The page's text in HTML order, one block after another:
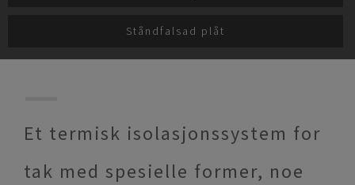
Ståndfalsad plåt
Et termisk isolasjonssystem for
tak med spesielle former, noe